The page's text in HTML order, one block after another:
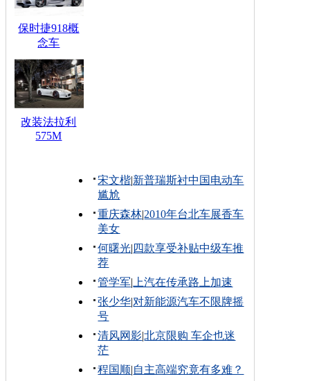
保时捷918概
念车
改装法拉利
575M
宋文楷|新普瑞斯衬中国电动车
尴尬
重庆森林|2010年台北车展香车
美女
何曙光| 四款享受补贴中级车推
荐
管学军| 上汽在传承路上加速
张少华|对新能源汽车不限牌摇
号
清风网影|北京限购 车企也迷
茫
程国顺|自主高端究竟有多难？